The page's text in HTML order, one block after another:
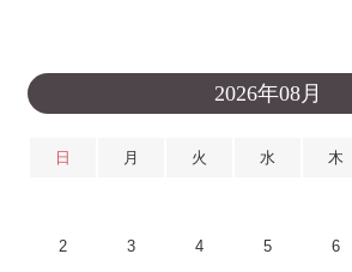
2026年08月
日 月 火 水 木
2 3 4 5 6